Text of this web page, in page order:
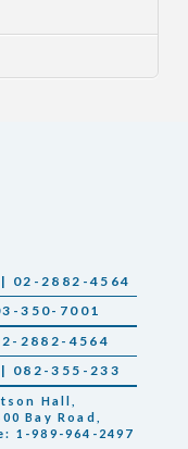
| 02-2882-4564
350-7001
2882-4564
| 082-355-233
Hall,
Bay Road,
1-989-964-2497